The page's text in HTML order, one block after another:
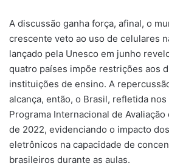
A discussão ganha força, afinal, o
crescente veto ao uso de celulares
lançado pela Unesco em junho
quatro países impõe restrições aos
instituições de ensino. A
alcança, então, o Brasil, refletida
Programa Internacional de Avaliação
de 2022, evidenciando o impacto
eletrônicos na capacidade de
brasileiros durante as aulas.